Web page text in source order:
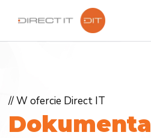
Dokumenta
// W ofercie Direct IT